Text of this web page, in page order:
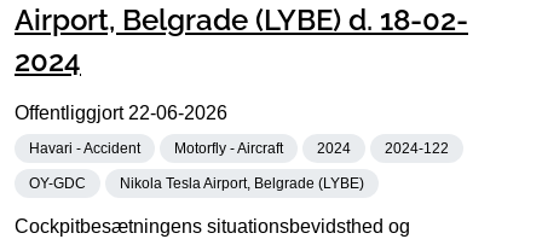
Airport, Belgrade (LYBE) d. 18-02-
2024
Offentliggjort 22-06-2026
Havari - Accident Motorfly - Aircraft 2024 2024-122
OY-GDC Nikola Tesla Airport, Belgrade (LYBE)
Cockpitbesætningens situationsbevidsthed og